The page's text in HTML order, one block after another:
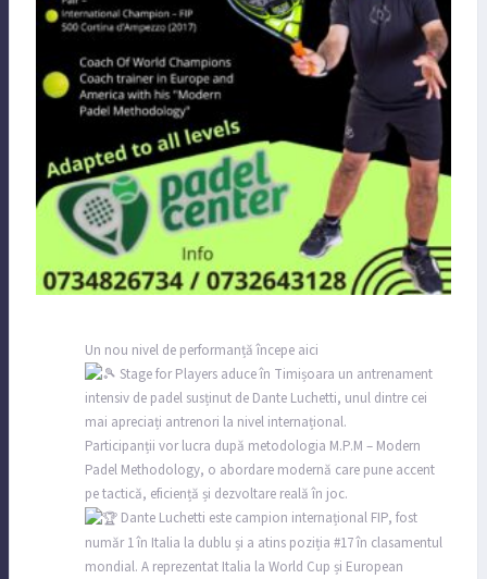
Un nou nivel de performanță începe aici
Stage for Players aduce în Timișoara un antrenament
intensiv de padel susținut de Dante Luchetti, unul dintre cei
mai apreciați antrenori la nivel internațional.
Participanții vor lucra după metodologia M.P.M – Modern
Padel Methodology, o abordare modernă care pune accent
pe tactică, eficiență și dezvoltare reală în joc.
Dante Luchetti este campion internațional FIP, fost
număr 1 în Italia la dublu și a atins poziția #17 în clasamentul
mondial. A reprezentat Italia la World Cup și European